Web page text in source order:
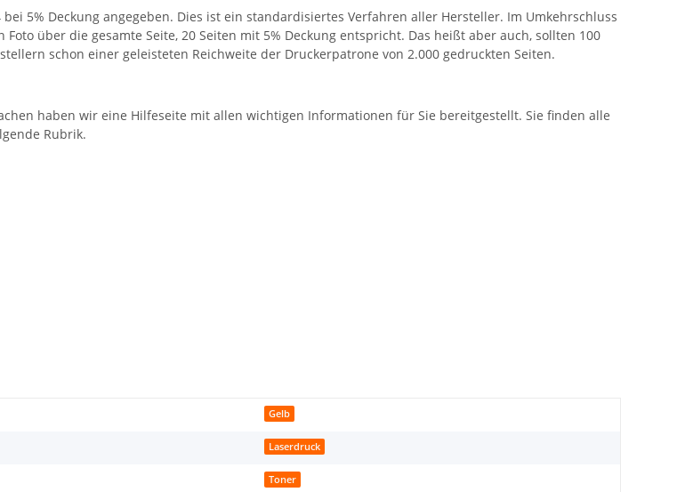
5% Deckung angegeben. Dies ist ein standardisiertes Verfahren aller Hersteller. Im Umkehrschluss
über die gesamte Seite, 20 Seiten mit 5% Deckung entspricht. Das heißt aber auch, sollten 100
schon einer geleisteten Reichweite der Druckerpatrone von 2.000 gedruckten Seiten.
haben wir eine Hilfeseite mit allen wichtigen Informationen für Sie bereitgestellt. Sie finden alle
Rubrik.
Gelb
Laserdruck
Toner